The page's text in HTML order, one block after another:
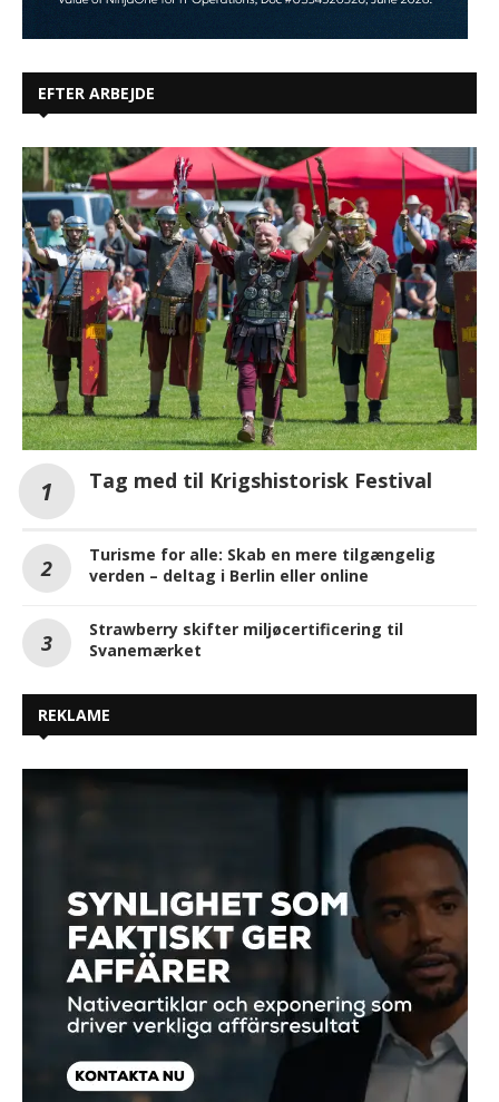
EFTER ARBEJDE
Tag med til Krigshistorisk Festival
Turisme for alle: Skab en mere tilgængelig
verden – deltag i Berlin eller online
Strawberry skifter miljøcertificering til
Svanemærket
REKLAME